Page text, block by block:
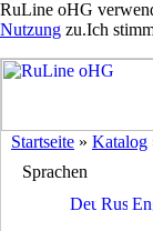
RuLine oHG
Nutzung zu.Ich
Startseite » Katalog
Sprachen